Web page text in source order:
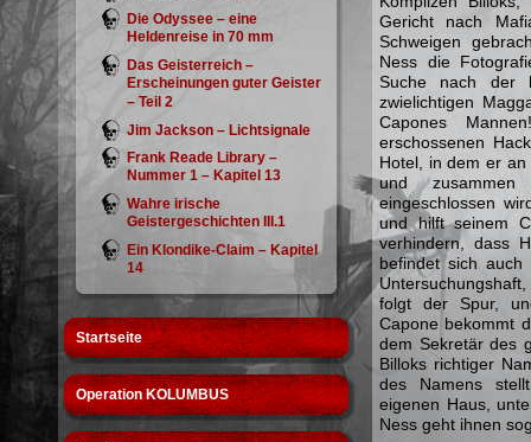
Die Odyssee – eine
Heldenreise in 70 mm
Das Geisterreich –
Erscheinungen guter Geister
– Teil 2
Jim Jackson – Lichtsignale
Frank Reade Library –
Nummer 1 – Kapitel 13
Wahre irische
Geistergeschichten III.1
Ein Klondike-Claim – Kapitel
14
Startseite
Operation KOLUMBUS
Gericht nach
Schweigen
Ness die
Suche nach der
zwielichtigen
Capones
erschossenen
Hotel, in dem er
und
eingeschlossen
und hilft seinem
verhindern, dass
befindet sich
folgt der Spur,
Capone bekommt
dem Sekretär des
Billoks richtiger
des Namens
eigenen Haus,
Ness geht ihnen